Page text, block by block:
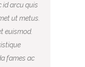
id arcu quis
ut metus.
euismod.
fames ac